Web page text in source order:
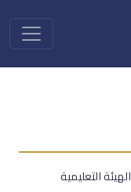
الهيئة التعليمية